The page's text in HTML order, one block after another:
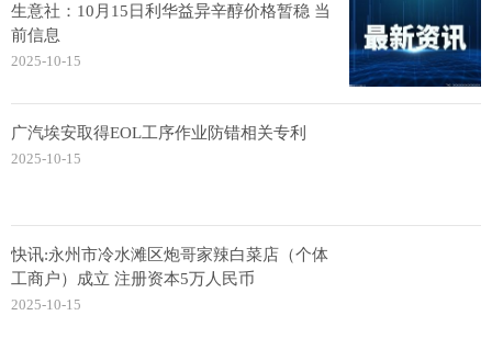
生意社：10月15日利华益异辛醇价格暂稳 当
前信息
2025-10-15
广汽埃安取得EOL工序作业防错相关专利
2025-10-15
快讯:永州市冷水滩区炮哥家辣白菜店（个体
工商户）成立 注册资本5万人民币
2025-10-15